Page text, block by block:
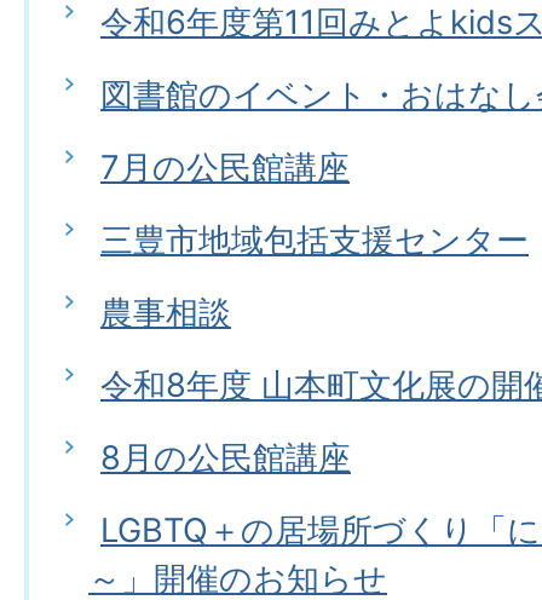
令和6年度第11回みとよkids
図書館のイベント・おはな
7月の公民館講座
三豊市地域包括支援センター
農事相談
令和8年度 山本町文化展の開
8月の公民館講座
LGBTQ＋の居場所づくり「
～」開催のお知らせ